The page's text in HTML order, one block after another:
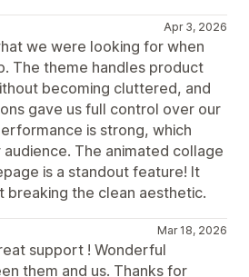
Apr 3, 2026
we were looking for when
The theme handles product
becoming cluttered, and
gave us full control over our
is strong, which
The animated collage
is a standout feature! It
breaking the clean aesthetic.
Mar 18, 2026
support ! Wonderful
them and us. Thanks for